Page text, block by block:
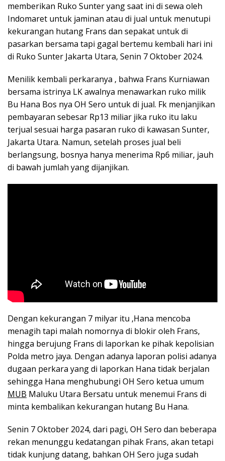
memberikan Ruko Sunter yang saat ini di sewa oleh
Indomaret untuk jaminan atau di jual untuk menutupi
kekurangan hutang Frans dan sepakat untuk di
pasarkan bersama tapi gagal bertemu kembali hari ini
di Ruko Sunter Jakarta Utara, Senin 7 Oktober 2024.
Menilik kembali perkaranya , bahwa Frans Kurniawan
bersama istrinya LK awalnya menawarkan ruko milik
Bu Hana Bos nya OH Sero untuk di jual. Fk menjanjikan
pembayaran sebesar Rp13 miliar jika ruko itu laku
terjual sesuai harga pasaran ruko di kawasan Sunter,
Jakarta Utara. Namun, setelah proses jual beli
berlangsung, bosnya hanya menerima Rp6 miliar, jauh
di bawah jumlah yang dijanjikan.
Dengan kekurangan 7 milyar itu ,Hana mencoba
menagih tapi malah nomornya di blokir oleh Frans,
hingga berujung Frans di laporkan ke pihak kepolisian
Polda metro jaya. Dengan adanya laporan polisi adanya
dugaan perkara yang di laporkan Hana tidak berjalan
sehingga Hana menghubungi OH Sero ketua umum
MUB Maluku Utara Bersatu untuk menemui Frans di
minta kembalikan kekurangan hutang Bu Hana.
Senin 7 Oktober 2024, dari pagi, OH Sero dan beberapa
rekan menunggu kedatangan pihak Frans, akan tetapi
tidak kunjung datang, bahkan OH Sero juga sudah